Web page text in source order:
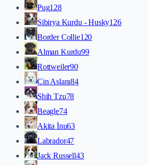
Pug128
Sibirya Kurdu - Husky126
Border Collie120
Alman Kurdu99
Rottweiler90
Çin Aslanı84
Shih Tzu78
Beagle74
Akita İnu63
Labrador47
Jack Russell43